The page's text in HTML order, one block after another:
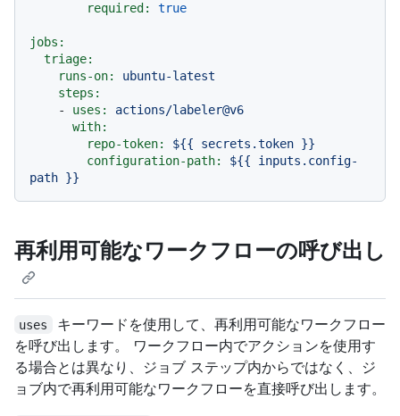
required:
true
jobs:
triage:
runs-on:
ubuntu-latest
steps:
-
uses:
actions/labeler@v6
with:
repo-token:
${{ secrets.token }}
configuration-path:
${{
inputs.config-
path }}
再利用可能なワークフローの呼び出し
uses
キーワードを使用して、再利用可能なワークフロー
を呼び出します。 ワークフロー内でアクションを使用す
る場合とは異なり、ジョブ ステップ内からではなく、ジ
ョブ内で再利用可能なワークフローを直接呼び出します。